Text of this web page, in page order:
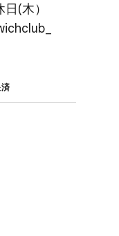
(木）